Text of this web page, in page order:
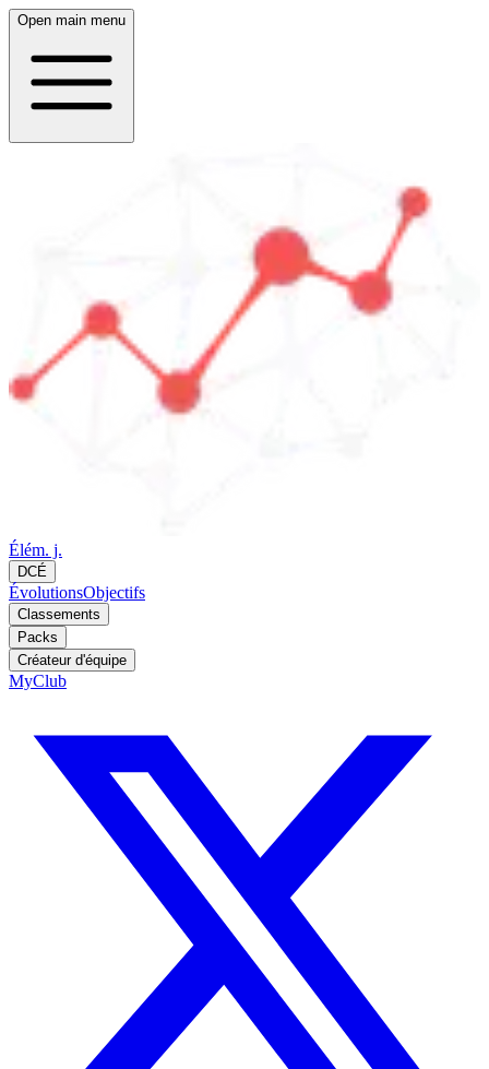
Open main menu
Élém. j.
DCÉ
ÉvolutionsObjectifs
Classements
Packs
Créateur d'équipe
MyClub